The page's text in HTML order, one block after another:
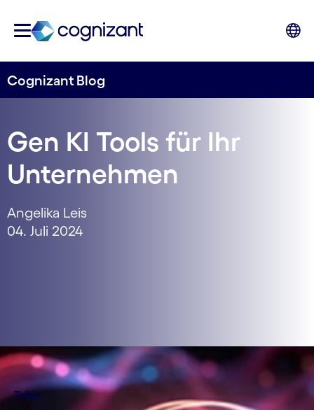
Cognizant Blog
Gen KI Tools für Ihr
Unternehmen
Angelika Leis
04. Juli 2024
Teilen